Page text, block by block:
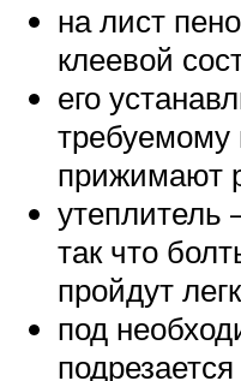
на лист
клеевой
его
требуемому
прижимают
утеплитель
так что
пройдут
под